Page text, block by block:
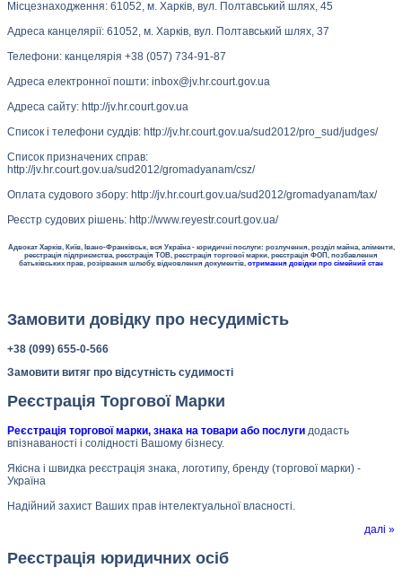
Місцезнаходження: 61052, м. Харків, вул. Полтавський шлях, 45
Адреса канцелярії: 61052, м. Харків, вул. Полтавський шлях, 37
Телефони: канцелярія +38 (057) 734-91-87
Адреса електронної пошти: inbox@jv.hr.court.gov.ua
Адреса сайту: http://jv.hr.court.gov.ua
Список і телефони суддів: http://jv.hr.court.gov.ua/sud2012/pro_sud/judges/
Список призначених справ:
http://jv.hr.court.gov.ua/sud2012/gromadyanam/csz/
Оплата судового збору: http://jv.hr.court.gov.ua/sud2012/gromadyanam/tax/
Реєстр судових рішень: http://www.reyestr.court.gov.ua/
Адвокат Харків, Київ, Івано-Франківськ, вся Україна - юридичні послуги: розлучення, розділ майна, аліменти,
реєстрація підприємства, реєстрація ТОВ, реєстрація торгової марки, реєстрація ФОП, позбавлення
батьківських прав, розірвання шлюбу, відновлення документів, отримання довідки про сімейний стан
Замовити довідку про несудимість
+38 (099) 655-0-566
Замовити витяг про відсутність судимості
Реєстрація Торгової Марки
Реєстрація торгової марки, знака на товари або послуги додасть
впізнаваності і солідності Вашому бізнесу.
Якісна і швидка реєстрація знака, логотипу, бренду (торгової марки) -
Україна
Надійний захист Ваших прав інтелектуальної власності.
далі »
Реєстрація юридичних осіб